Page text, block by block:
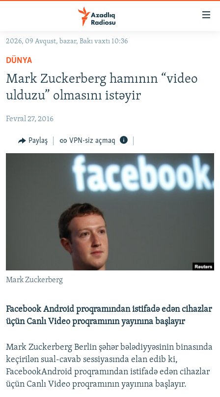
Əsas
qayıt
Əsas
naviqasiyaya
qayıt
Axtarışa
#İZAHLA
KORRUPSIOMETR
FƏRQƏ BAX
QANUNI DOĞRU
AZƏRBAYCAN ƏDƏBIYYATI KITABXANASI
İSLAM VƏ DEMOKRATIYA
İZ - MƏDƏNIYYƏT PROQRAMI
PEŞƏ ETIKASI VƏ JURNALISTIKA STANDARTLARIMIZ
MATERIALLARIMIZDAN ISTIFADƏ
AZADLIQRADIOSU MOBIL TELEFONUNUZDA
XƏBƏR BÜLLETENLƏRIMIZ
RFE/RL-in bütün saytları
2026, 09 Avqust, bazar, Bakı vaxtı 10:36
DÜNYA
Mark Zuckerberg hamının “video
ulduzu” olmasını istəyir
Fevral 27, 2016
Paylaş VPN-siz açmaq
Mark Zuckerberg
Facebook Android proqramından istifadə edən cihazlar
üçün Canlı Video proqramının yayınına başlayır
Mark Zuckerberg Berlin şəhər bələdiyyəsinin binasında
keçirilən sual-cavab sessiyasında elan edib ki,
FacebookAndroid proqramından istifadə edən cihazlar
üçün Canlı Video proqramının yayınına başlayır.